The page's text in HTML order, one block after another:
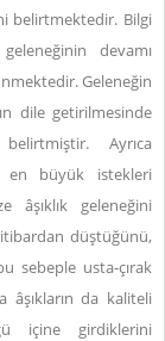
belirtmektedir. Bilgi
devamı
Geleneğin
dile getirilmesinde
Ayrıca
en büyük istekleri
âşıklık geleneğini
itibardan düştüğünü,
sebeple usta-çırak
da kaliteli
içine girdiklerini